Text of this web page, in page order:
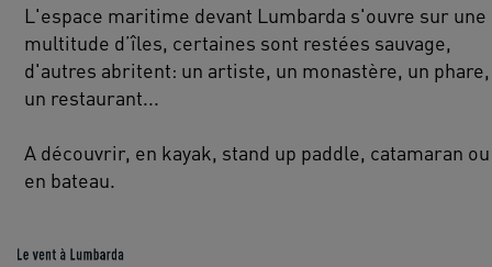
L'espace maritime devant Lumbarda s'ouvre sur une
multitude d’îles, certaines sont restées sauvage,
d'autres abritent: un artiste, un monastère, un phare,
un restaurant...
A découvrir, en kayak, stand up paddle, catamaran ou